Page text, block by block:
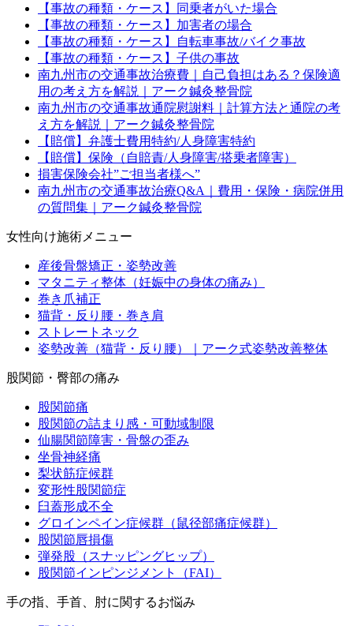
【事故の種類・ケース】同乗者がいた場合
【事故の種類・ケース】加害者の場合
【事故の種類・ケース】自転車事故/バイク事故
【事故の種類・ケース】子供の事故
南九州市の交通事故治療費｜自己負担はある？保険適
用の考え方を解説｜アーク鍼灸整骨院
南九州市の交通事故通院慰謝料｜計算方法と通院の考
え方を解説｜アーク鍼灸整骨院
【賠償】弁護士費用特約/人身障害特約
【賠償】保険（自賠責/人身障害/搭乗者障害）
損害保険会社”ご担当者様へ”
南九州市の交通事故治療Q&A｜費用・保険・病院併用
の質問集｜アーク鍼灸整骨院
女性向け施術メニュー
産後骨盤矯正・姿勢改善
マタニティ整体（妊娠中の身体の痛み）
巻き爪補正
猫背・反り腰・巻き肩
ストレートネック
姿勢改善（猫背・反り腰）｜アーク式姿勢改善整体
股関節・臀部の痛み
股関節痛
股関節の詰まり感・可動域制限
仙腸関節障害・骨盤の歪み
坐骨神経痛
梨状筋症候群
変形性股関節症
臼蓋形成不全
グロインペイン症候群（鼠径部痛症候群）
股関節唇損傷
弾発股（スナッピングヒップ）
股関節インピンジメント（FAI）
手の指、手首、肘に関するお悩み